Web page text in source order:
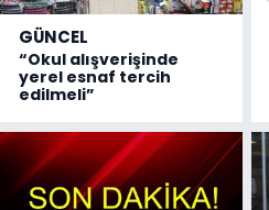
GÜNCEL
“Okul alışverişinde
yerel esnaf tercih
edilmeli”